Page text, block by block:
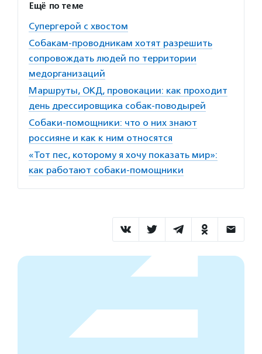
Ещё по теме
Супергерой с хвостом
Собакам-проводникам хотят разрешить
сопровождать людей по территории
медорганизаций
Маршруты, ОКД, провокации: как проходит
день дрессировщика собак-поводырей
Собаки-помощники: что о них знают
россияне и как к ним относятся
«Тот пес, которому я хочу показать мир»:
как работают собаки-помощники